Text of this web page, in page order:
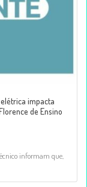
impacta
de Ensino
informam que,